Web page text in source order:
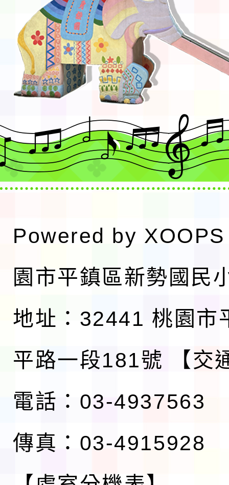
Powered by XOOPS
園市平鎮區新勢國民
地址：32441 桃園市
平路一段181號
【交
電話：03-4937563
傳真：03-4915928